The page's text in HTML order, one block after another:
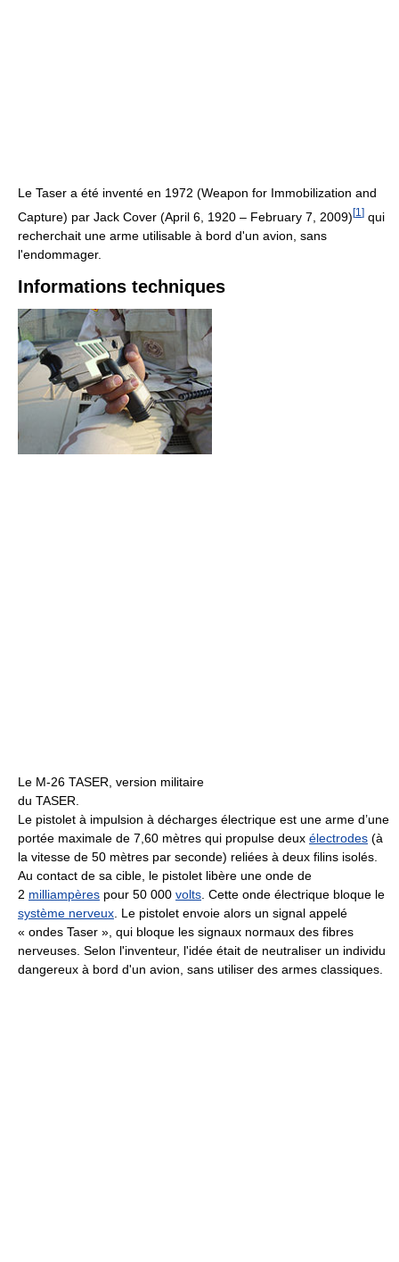
Le Taser a été inventé en 1972 (Weapon for Immobilization and
Capture) par Jack Cover (April 6, 1920 – February 7, 2009) [1 ] qui
recherchait une arme utilisable à bord d'un avion, sans
l'endommager.
Informations techniques
Le M-26 TASER, version militaire
du TASER.
Le pistolet à impulsion à décharges électrique est une arme d’une
portée maximale de 7,60 mètres qui propulse deux électrodes (à
la vitesse de 50 mètres par seconde) reliées à deux filins isolés.
Au contact de sa cible, le pistolet libère une onde de
2 milliampères pour 50 000 volts. Cette onde électrique bloque le
système nerveux. Le pistolet envoie alors un signal appelé
« ondes Taser », qui bloque les signaux normaux des fibres
nerveuses. Selon l'inventeur, l'idée était de neutraliser un individu
dangereux à bord d'un avion, sans utiliser des armes classiques.